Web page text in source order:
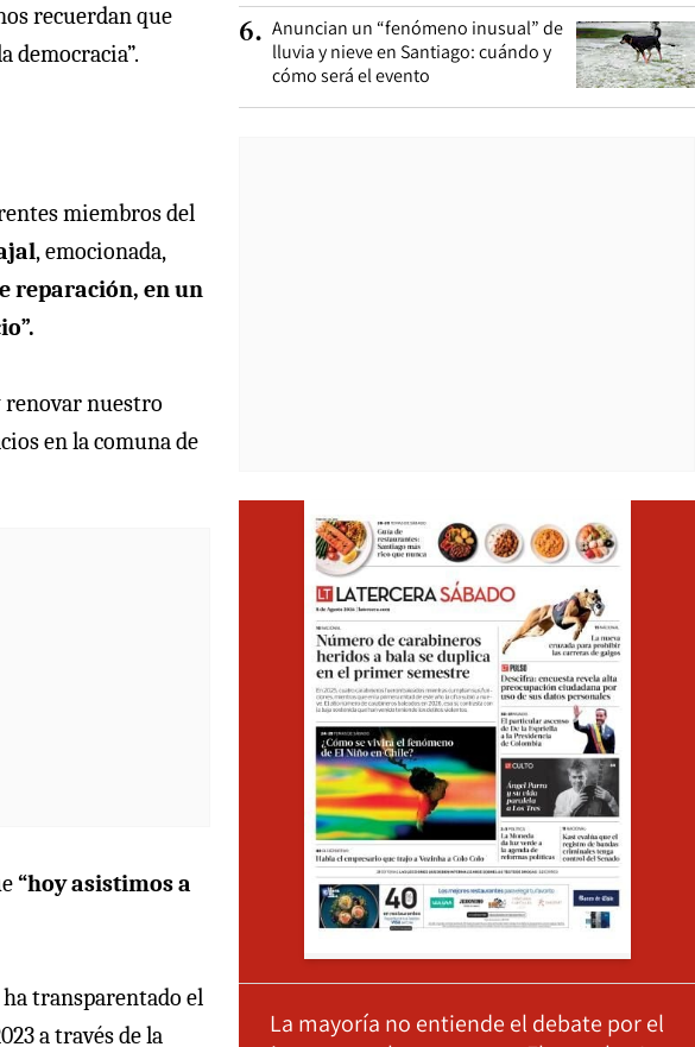
recuerdan que
democracia”.
miembros del
,emocionada,
reparación, en un
renovar nuestro
en la comuna de
“hoy asistimos a
transparentado el
a través de la
6. Anuncian un “fenómeno inusual” de
lluvia y nieve en Santiago: cuándo y
cómo será el evento
La mayoría no entiende el debate por el